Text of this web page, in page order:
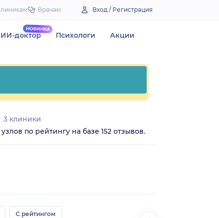
Врачам Вход / Регистрация
ИИ-доктор Психологи Акции
3 клиники
по рейтингу на базе 152 отзывов.
С рейтингом